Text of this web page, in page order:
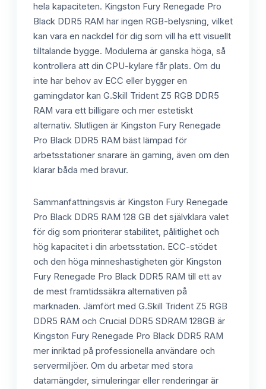
hela kapaciteten. Kingston Fury Renegade Pro
Black DDR5 RAM har ingen RGB-belysning, vilket
kan vara en nackdel för dig som vill ha ett visuellt
tilltalande bygge. Modulerna är ganska höga, så
kontrollera att din CPU-kylare får plats. Om du
inte har behov av ECC eller bygger en
gamingdator kan G.Skill Trident Z5 RGB DDR5
RAM vara ett billigare och mer estetiskt
alternativ. Slutligen är Kingston Fury Renegade
Pro Black DDR5 RAM bäst lämpad för
arbetsstationer snarare än gaming, även om den
klarar båda med bravur.
Sammanfattningsvis är Kingston Fury Renegade
Pro Black DDR5 RAM 128 GB det självklara valet
för dig som prioriterar stabilitet, pålitlighet och
hög kapacitet i din arbetsstation. ECC-stödet
och den höga minneshastigheten gör Kingston
Fury Renegade Pro Black DDR5 RAM till ett av
de mest framtidssäkra alternativen på
marknaden. Jämfört med G.Skill Trident Z5 RGB
DDR5 RAM och Crucial DDR5 SDRAM 128GB är
Kingston Fury Renegade Pro Black DDR5 RAM
mer inriktad på professionella användare och
servermiljöer. Om du arbetar med stora
datamängder, simuleringar eller renderingar är